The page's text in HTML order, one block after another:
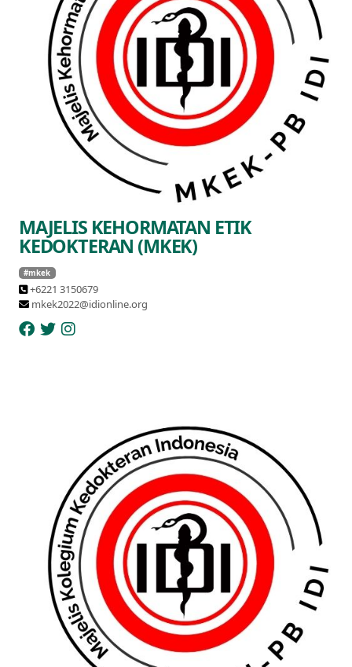
MAJELIS KEHORMATAN ETIK
KEDOKTERAN (MKEK)
#mkek
+6221 3150679
mkek2022@idionline.org